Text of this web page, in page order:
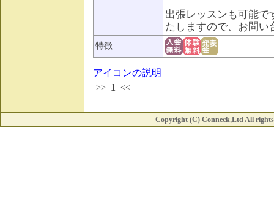
出張レッスンも可能で
たしますので、お問い
特徴
アイコンの説明
>> 1 <<
Copyright (C) Conneck,Ltd All rights